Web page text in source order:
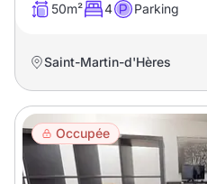
50m² 4 Parking
Saint-Martin-d'Hères
Occupée